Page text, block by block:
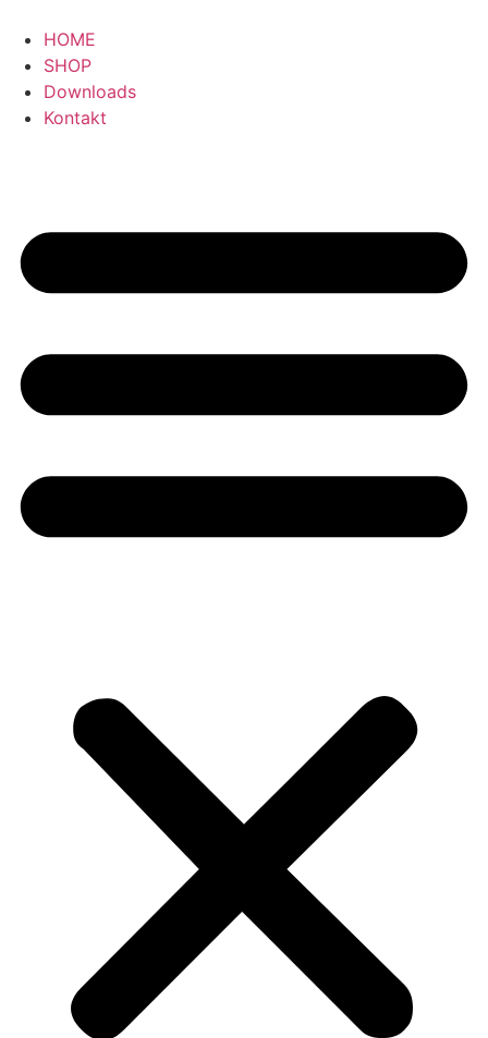
HOME
SHOP
Downloads
Kontakt